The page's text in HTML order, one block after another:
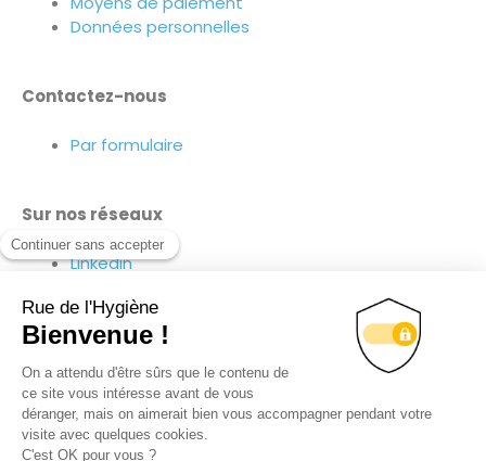
10.08€HT(12.10€TTC)
65 en stock
Données personnelles
Contactez-nous
Par formulaire
Sur nos réseaux
Linkedin
Youtube
Suivez-nous sur nos réseaux !